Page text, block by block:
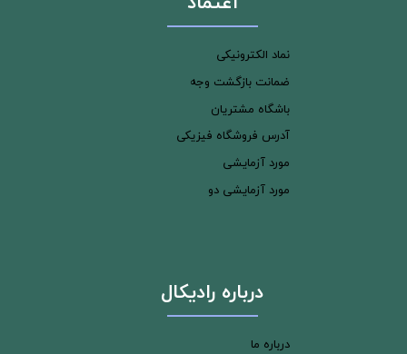
نماد الکترونیکی
ضمانت بازگشت وجه
باشگاه مشتریان
آدرس فروشگاه فیزیکی
مورد آزمایشی
مورد آزمایشی دو
درباره رادیکال
درباره ما